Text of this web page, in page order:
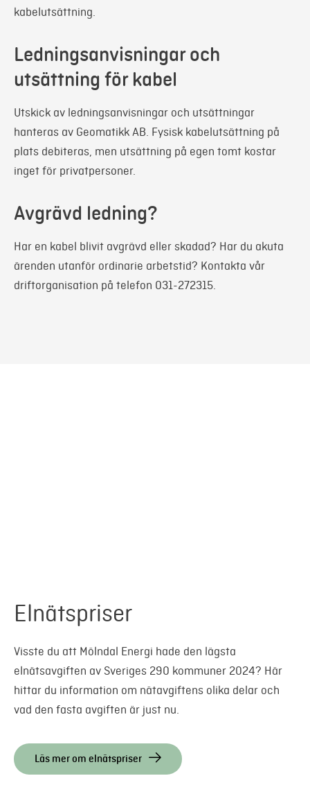
kabelutsättning.
Ledningsanvisningar och
utsättning för kabel
Utskick av ledningsanvisningar och utsättningar
hanteras av Geomatikk AB. Fysisk kabelutsättning på
plats debiteras, men utsättning på egen tomt kostar
inget för privatpersoner.
Avgrävd ledning?
Har en kabel blivit avgrävd eller skadad? Har du akuta
ärenden utanför ordinarie arbetstid? Kontakta vår
driftorganisation på telefon 031-272315.
Elnätspriser
Visste du att Mölndal Energi hade den lägsta
elnätsavgiften av Sveriges 290 kommuner 2024? Här
hittar du information om nätavgiftens olika delar och
vad den fasta avgiften är just nu.
Läs mer om elnätspriser